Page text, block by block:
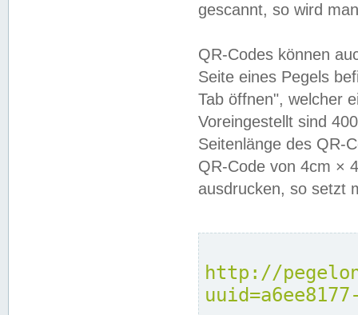
gescannt, so wird
QR-Codes können
Seite eines Pegels
Tab öffnen", welcher
Voreingestellt sind
Seitenlänge des QR-
QR-Code von 4cm ×
ausdrucken, so setzt
http://